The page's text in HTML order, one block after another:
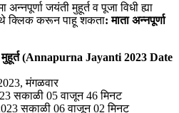
अन्नपूर्णा जयंती मुहूर्त व पूजा विधी ह्या
क्लिक करून पाहू शकता: माता अन्नपूर्णा
मुहूर्त (Annapurna Jayanti 2023 Date
मंगळवार
सकाळी 05 वाजून 46 मिनट
सकाळी 06 वाजून 02 मिनट